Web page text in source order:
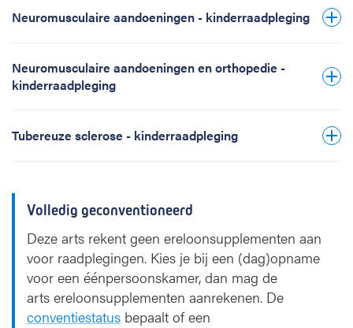
Neuromusculaire aandoeningen - kinderraadpleging
Neuromusculaire aandoeningen en orthopedie -
kinderraadpleging
Tubereuze sclerose - kinderraadpleging
Volledig geconventioneerd
Deze arts rekent geen ereloonsupplementen aan
voor raadplegingen. Kies je bij een (dag)opname
voor een éénpersoonskamer, dan mag de
arts ereloonsupplementen aanrekenen. De
conventiestatus bepaalt of een